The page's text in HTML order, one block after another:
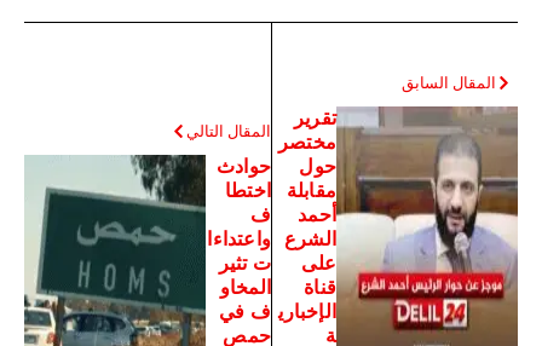
المقال السابق
تقرير
مختصر
حول
مقابلة
أحمد
الشرع
على
قناة
الإخباري
ة
المقال التالي
حوادث
اختطا
ف
واعتداءا
ت تثير
المخاو
ف في
حمص